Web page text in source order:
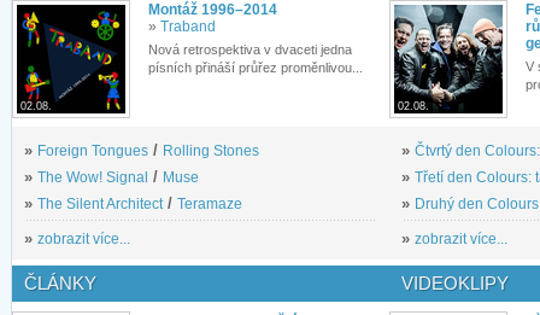
02.08.
Montáž 1996–2014
» Traband
Nová retrospektiva v dvaceti jedna
písních přináší průřez proměnlivou...
» Foreign Tongues / Rolling Stones
» The Wow! Signal / Muse
» The Silent Architect/ Teramaze
» zobrazit více...
02.08.
V
» Čtvrtý den
» Třetí den Colours:
» Druhý den
» zobrazit více...
ČLÁNKY VIDEOKLIPY